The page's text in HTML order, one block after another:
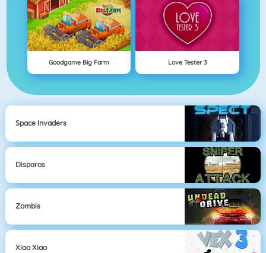
Goodgame Big Farm Love Tester 3
Space Invaders
Disparos
Zombis
Xiao Xiao